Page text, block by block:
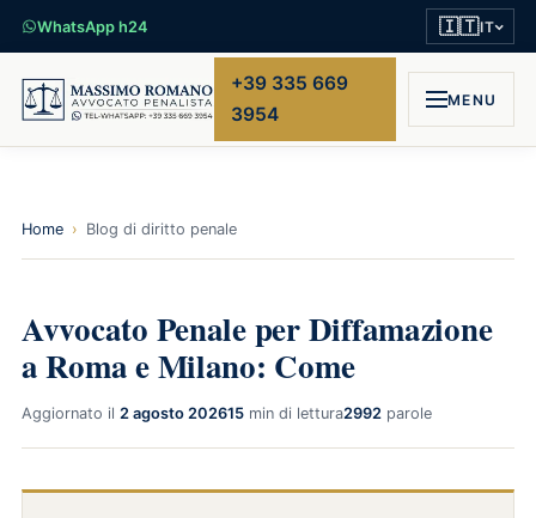
WhatsApp h24 🇮🇹IT
+39 335 669
3954
MENU
Home › Blog di diritto penale
Avvocato Penale per Diffamazione
a Roma e Milano: Come
Aggiornato il 2 agosto 202615 min di lettura2992 parole